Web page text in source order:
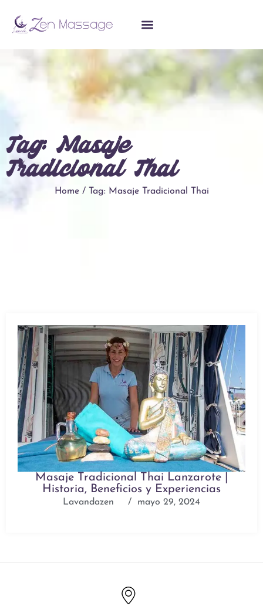
Tag: Masaje
Tradicional Thai
Home / Tag: Masaje Tradicional Thai
Masaje Tradicional Thai Lanzarote |
Historia, Beneficios y Experiencias
Lavandazen / mayo 29, 2024